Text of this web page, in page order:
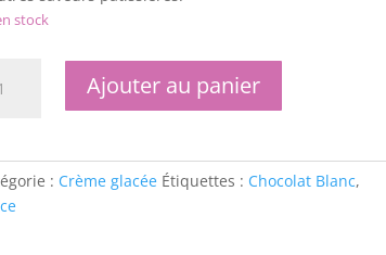
stock
Ajouter au panier
: Crème glacée Étiquettes : Chocolat Blanc,